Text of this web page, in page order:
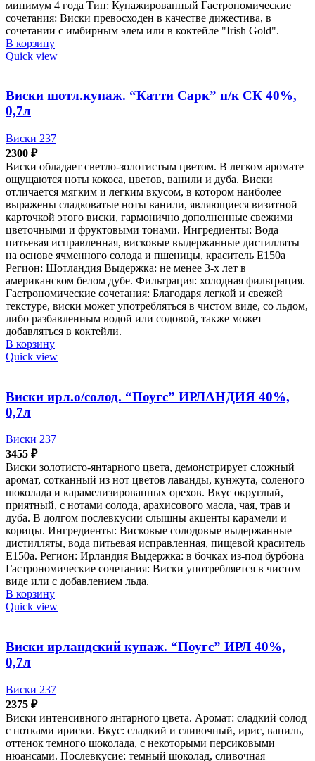
минимум 4 года Тип: Купажированный Гастрономические
сочетания: Виски превосходен в качестве дижестива, в
сочетании с имбирным элем или в коктейле "Irish Gold".
В корзину
Quick view
Виски шотл.купаж. “Катти Сарк” п/к СК 40%,
0,7л
Виски 237
2300 ₽
Виски обладает светло-золотистым цветом. В легком аромате
ощущаются ноты кокоса, цветов, ванили и дуба. Виски
отличается мягким и легким вкусом, в котором наиболее
выражены сладковатые ноты ванили, являющиеся визитной
карточкой этого виски, гармонично дополненные свежими
цветочными и фруктовыми тонами. Ингредиенты: Вода
питьевая исправленная, висковые выдержанные дистилляты
на основе ячменного солода и пшеницы, краситель Е150а
Регион: Шотландия Выдержка: не менее 3-х лет в
американском белом дубе. Фильтрация: холодная фильтрация.
Гастрономические сочетания: Благодаря легкой и свежей
текстуре, виски может употребляться в чистом виде, со льдом,
либо разбавленным водой или содовой, также может
добавляться в коктейли.
В корзину
Quick view
Виски ирл.о/солод. “Поугс” ИРЛАНДИЯ 40%,
0,7л
Виски 237
3455 ₽
Виски золотисто-янтарного цвета, демонстрирует сложный
аромат, сотканный из нот цветов лаванды, кунжута, соленого
шоколада и карамелизированных орехов. Вкус округлый,
приятный, с нотами солода, арахисового масла, чая, трав и
дуба. В долгом послевкусии слышны акценты карамели и
корицы. Ингредиенты: Висковые солодовые выдержанные
дистилляты, вода питьевая исправленная, пищевой краситель
Е150а. Регион: Ирландия Выдержка: в бочках из-под бурбона
Гастрономические сочетания: Виски употребляется в чистом
виде или с добавлением льда.
В корзину
Quick view
Виски ирландский купаж. “Поугс” ИРЛ 40%,
0,7л
Виски 237
2375 ₽
Виски интенсивного янтарного цвета. Аромат: сладкий солод
с нотками ириски. Вкус: сладкий и сливочный, ирис, ваниль,
оттенок темного шоколада, с некоторыми персиковыми
нюансами. Послевкусие: темный шоколад, сливочная